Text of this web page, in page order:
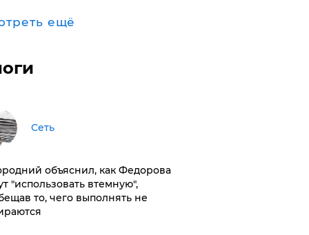
ещё
Сеть
объяснил, как Федорова
"использовать втемную",
то, чего выполнять не